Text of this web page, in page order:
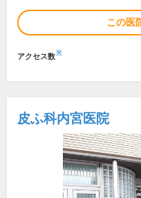
この医
アクセス数※
皮ふ科内宮医院